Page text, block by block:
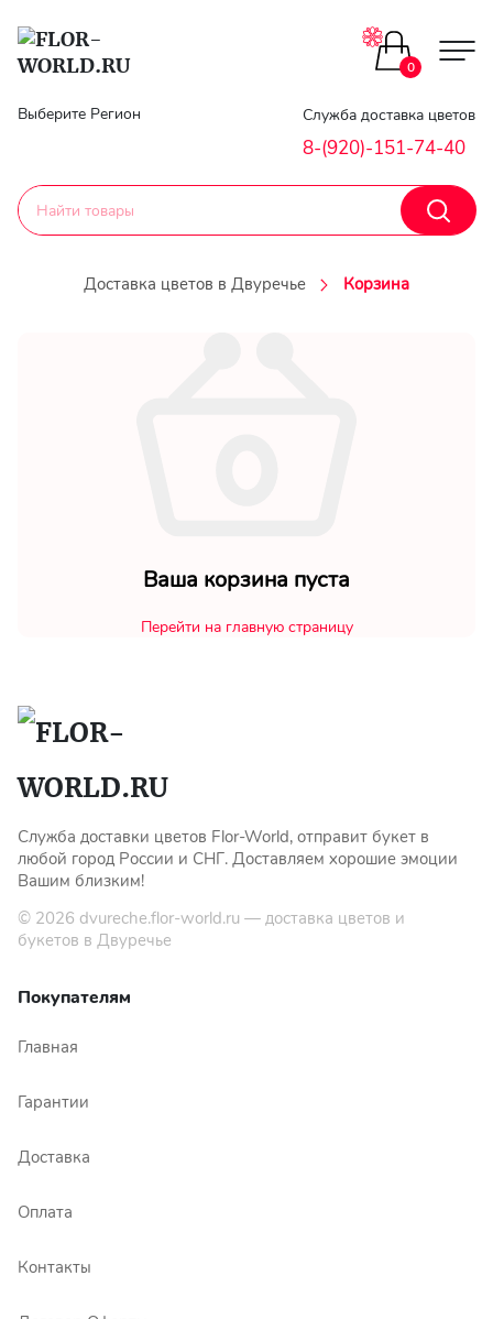
Главная
Гарантии
Доставка
Выберите Регион Служба доставка цветов
8-(920)-151-74-40
0
Доставка цветов в Двуречье Корзина
Ваша корзина пуста
Перейти на главную страницу
Служба доставки цветов Flor-World, отправит букет в
любой город России и СНГ. Доставляем хорошие эмоции
Вашим близким!
© 2026 dvureche.flor-world.ru — доставка цветов и
букетов в Двуречье
Покупателям
Главная
Гарантии
Доставка
Оплата
Контакты